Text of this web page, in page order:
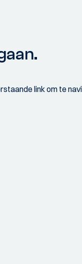
link om te